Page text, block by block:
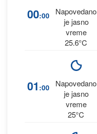
00:00
Napovedano
je jasno
vreme
25.6°C
01 :00
Napovedano
je jasno
vreme
25°C